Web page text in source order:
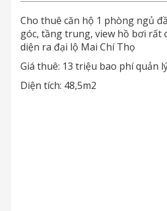
Cho thuê căn hộ 1 phòng ngủ
góc, tầng trung, view hồ bơi rất
diện ra đại lộ Mai Chí Thọ
Giá thuê: 13 triệu bao phí quản
Diện tích: 48,5m2